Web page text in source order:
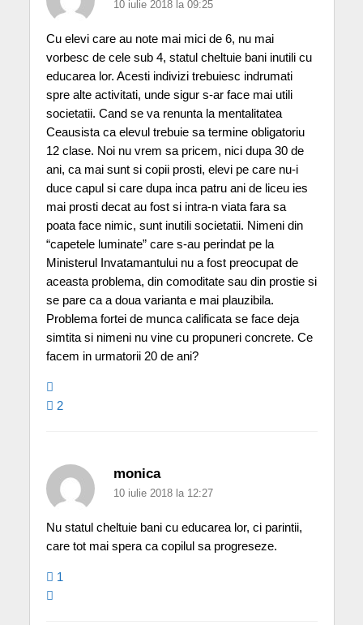
10 iulie 2018 la 09:25
Cu elevi care au note mai mici de 6, nu mai
vorbesc de cele sub 4, statul cheltuie bani inutili cu
educarea lor. Acesti indivizi trebuiesc indrumati
spre alte activitati, unde sigur s-ar face mai utili
societatii. Cand se va renunta la mentalitatea
Ceausista ca elevul trebuie sa termine obligatoriu
12 clase. Noi nu vrem sa pricem, nici dupa 30 de
ani, ca mai sunt si copii prosti, elevi pe care nu-i
duce capul si care dupa inca patru ani de liceu ies
mai prosti decat au fost si intra-n viata fara sa
poata face nimic, sunt inutili societatii. Nimeni din
“capetele luminate” care s-au perindat pe la
Ministerul Invatamantului nu a fost preocupat de
aceasta problema, din comoditate sau din prostie si
se pare ca a doua varianta e mai plauzibila.
Problema fortei de munca calificata se face deja
simtita si nimeni nu vine cu propuneri concrete. Ce
facem in urmatorii 20 de ani?
2
monica
10 iulie 2018 la 12:27
Nu statul cheltuie bani cu educarea lor, ci parintii,
care tot mai spera ca copilul sa progreseze.
1